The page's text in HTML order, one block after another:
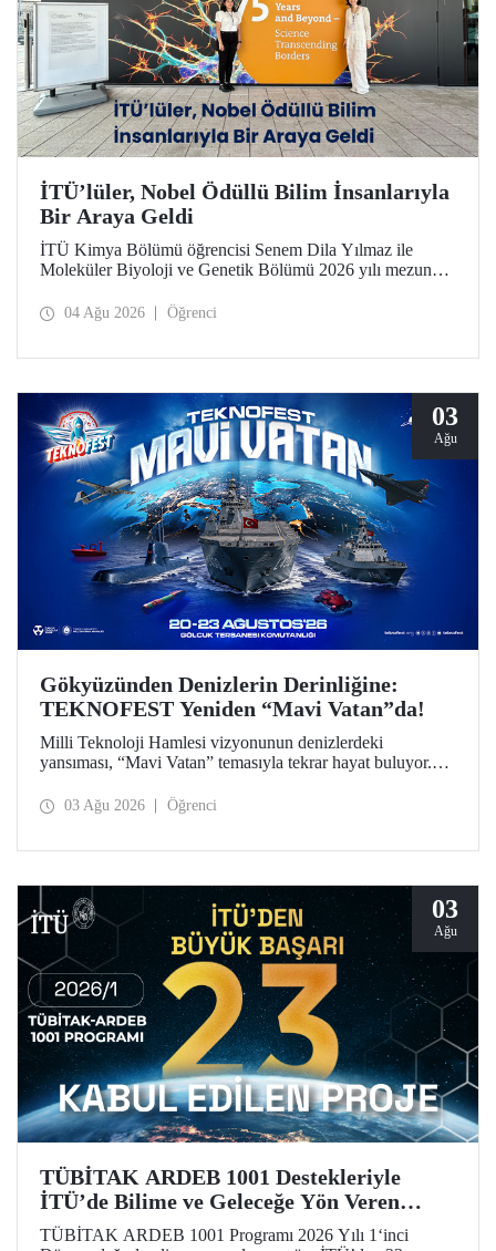
İTÜ’lüler, Nobel Ödüllü Bilim İnsanlarıyla
Bir Araya Geldi
İTÜ Kimya Bölümü öğrencisi Senem Dila Yılmaz ile
Moleküler Biyoloji ve Genetik Bölümü 2026 yılı mezunu
Etkinliklere Katılım Desteği kapsamında 75’inci Lindau
04 Ağu 2026 Öğrenci
03
Ağu
Gökyüzünden Denizlerin Derinliğine:
TEKNOFEST Yeniden “Mavi Vatan”da!
Milli Teknoloji Hamlesi vizyonunun denizlerdeki
yansıması, “Mavi Vatan” temasıyla tekrar hayat buluyor.
tarihlerinde Gölcük Tersanesi Komutanlığı’nda
03 Ağu 2026 Öğrenci
03
Ağu
TÜBİTAK ARDEB 1001 Destekleriyle
İTÜ’de Bilime ve Geleceğe Yön Veren
Başarı
TÜBİTAK ARDEB 1001 Programı 2026 Yılı 1‘inci